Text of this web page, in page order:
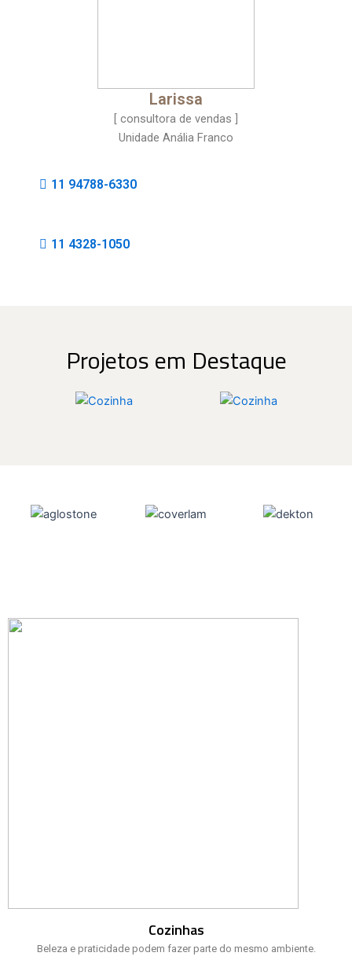
Larissa
[ consultora de vendas ]
Unidade Anália Franco
11 94788-6330
11 4328-1050
Projetos em Destaque
Cozinhas
Beleza e praticidade podem fazer parte do mesmo ambiente.